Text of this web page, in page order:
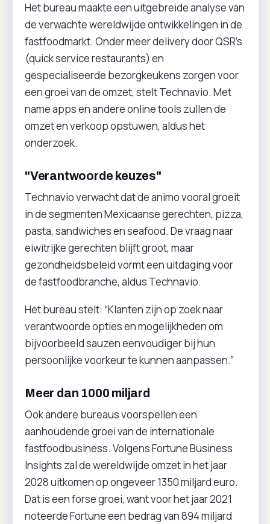
Het bureau maakte een uitgebreide analyse van
de verwachte wereldwijde ontwikkelingen in de
fastfoodmarkt. Onder meer delivery door QSR’s
(quick service restaurants) en
gespecialiseerde bezorgkeukens zorgen voor
een groei van de omzet, stelt Technavio. Met
name apps en andere online tools zullen de
omzet en verkoop opstuwen, aldus het
onderzoek.
"Verantwoorde keuzes"
Technavio verwacht dat de animo vooral groeit
in de segmenten Mexicaanse gerechten, pizza,
pasta, sandwiches en seafood. De vraag naar
eiwitrijke gerechten blijft groot, maar
gezondheidsbeleid vormt een uitdaging voor
de fastfoodbranche, aldus Technavio.
Het bureau stelt: “Klanten zijn op zoek naar
verantwoorde opties en mogelijkheden om
bijvoorbeeld sauzen eenvoudiger bij hun
persoonlijke voorkeur te kunnen aanpassen.”
Meer dan 1000 miljard
Ook andere bureaus voorspellen een
aanhoudende groei van de internationale
fastfoodbusiness. Volgens Fortune Business
Insights zal de wereldwijde omzet in het jaar
2028 uitkomen op ongeveer 1350 miljard euro.
Dat is een forse groei, want voor het jaar 2021
noteerde Fortune een bedrag van 894 miljard